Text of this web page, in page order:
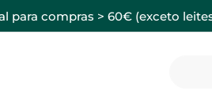
para compras > 60€ (exceto